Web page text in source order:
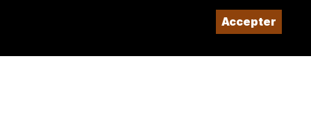
Accepter